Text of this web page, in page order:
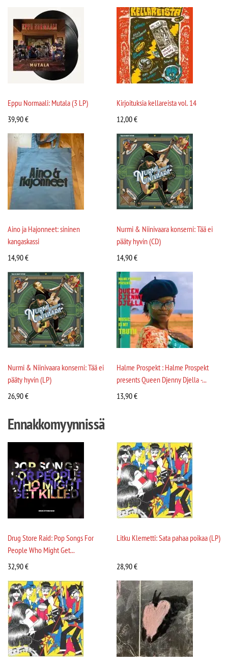
Eppu Normaali: Mutala (3 LP)
39,90€
Kirjoituksia kellareista vol. 14
12,00€
Aino ja Hajonneet: sininen
kangaskassi
14,90€
Nurmi & Niinivaara konserni: Tää ei
pääty hyvin (CD)
14,90€
Nurmi & Niinivaara konserni: Tää ei
pääty hyvin (LP)
26,90€
Halme Prospekt : Halme Prospekt
presents Queen Djenny Djella -...
13,90€
Ennakkomyynnissä
Drug Store Raid: Pop Songs For
People Who Might Get...
32,90€
Litku Klemetti: Sata pahaa poikaa (LP)
28,90€